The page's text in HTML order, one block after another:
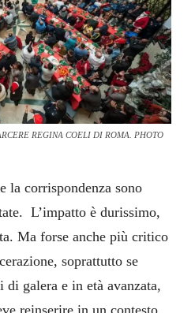
REGINA COELI DI ROMA. PHOTO
la corrispondenza sono
L’impatto è durissimo,
Ma forse anche più critico
soprattutto se
galera e in età avanzata,
reinserire in un contesto